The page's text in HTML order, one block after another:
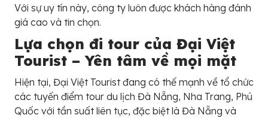
Với sự uy tín này, công ty luôn được khách hàng đánh
giá cao và tin chọn.
Lựa chọn đi tour của Đại Việt
Tourist – Yên tâm về mọi mặt
Hiện tại, Đại Việt Tourist đang có thế mạnh về tổ chức
các tuyến điểm tour du lịch Đà Nẵng, Nha Trang, Phú
Quốc với tần suất liên tục, đặc biệt là Đà Nẵng và